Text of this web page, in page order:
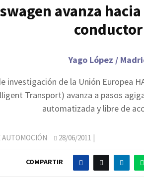
avanza
conductor
Yago López /
investigación de la Unión Europea
Transport) avanza a pasos
automatizada y libre de
28/06/2011 |
COMPARTIR